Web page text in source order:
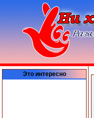
Это интересно